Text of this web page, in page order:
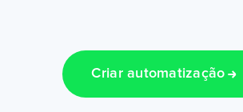
Criar automatização